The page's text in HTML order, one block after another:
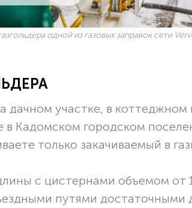
одной из газовых заправок сети
дачном участке, в
в Кадомском городском
только закачиваемый в
с цистернами объемом от
путями достаточными